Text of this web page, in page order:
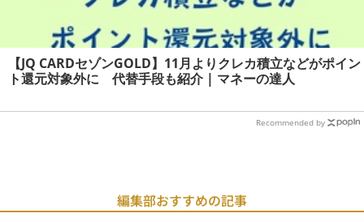
【JQ CARDセゾンGOLD】11月よりクレカ積立などがポイン
ト還元対象外に 代替手段も紹介 | マネーの達人
Recommended by
編集部おすすめの記事